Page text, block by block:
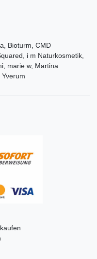
Bioturm, CMD
i m Naturkosmetik,
marie w, Martina